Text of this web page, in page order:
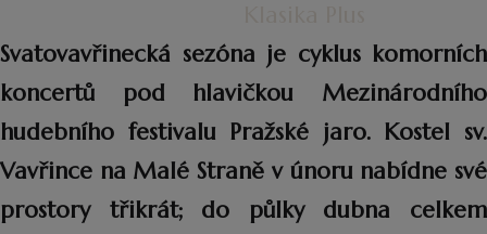
Svatovavřinecká sezóna je cyklus komorních
koncertů pod hlavičkou Mezinárodního
hudebního festivalu Pražské jaro. Kostel sv.
Vavřince na Malé Straně v únoru nabídne své
prostory třikrát; do půlky dubna celkem